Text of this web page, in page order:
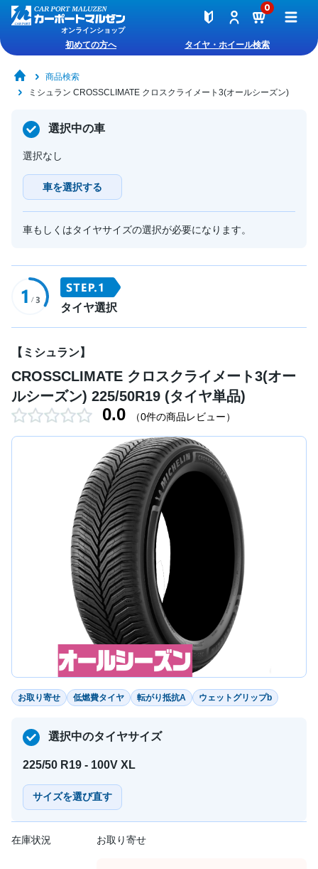
オンラインショップ
0
初めての方へ タイヤ・ホイール検索
商品検索
ミシュラン CROSSCLIMATE クロスクライメート3(オールシーズン)
選択中の車
選択なし
車を選択する
車もしくはタイヤサイズの選択が必要になります。
タイヤ選択
【ミシュラン】
CROSSCLIMATE クロスクライメート3(オー
ルシーズン) 225/50R19 (タイヤ単品)
0.0 （0件の商品レビュー）
お取り寄せ 低燃費タイヤ 転がり抵抗A ウェットグリップb
選択中のタイヤサイズ
225/50 R19 - 100V XL
サイズを選び直す
在庫状況 お取り寄せ